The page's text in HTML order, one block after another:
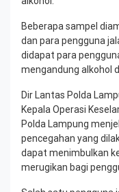
Beberapa sampel
dan para pengguna
didapat para
mengandung alkohol
Dir Lantas Polda
Kepala Operasi
Polda Lampung
pencegahan yang
dapat menimbulkan
merugikan bagi